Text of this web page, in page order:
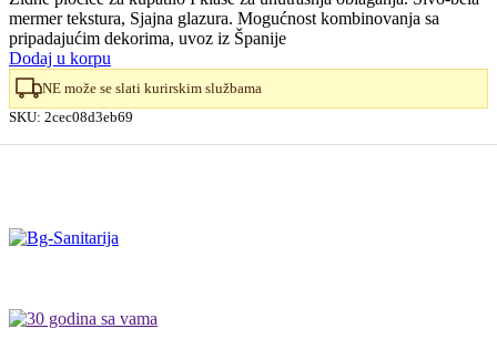
mermer tekstura, Sjajna glazura. Mogućnost kombinovanja sa
pripadajućim dekorima, uvoz iz Španije
Dodaj u korpu
NE može se slati kurirskim službama
SKU: 2cec08d3eb69